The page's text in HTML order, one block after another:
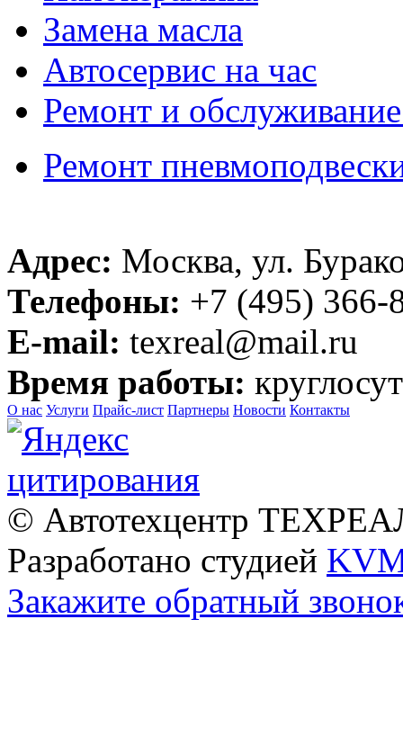
Замена масла
Автосервис на час
Ремонт и
Ремонт
Адрес: Москва, ул.
Телефоны: +7 (495) 366-
E-mail: texreal@mail.ru
Время работы:
О нас Услуги Прайс-лист Партнеры Новости Контакты
© Автотехцентр
Разработано студией
Закажите обратный